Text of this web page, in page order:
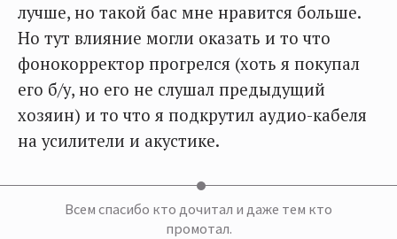
лучше, но такой бас мне нравится больше.
Но тут влияние могли оказать и то что
фонокорректор прогрелся (хоть я покупал
его б/у, но его не слушал предыдущий
хозяин) и то что я подкрутил аудио-кабеля
на усилители и акустике.
Всем спасибо кто дочитал и даже тем кто
промотал.